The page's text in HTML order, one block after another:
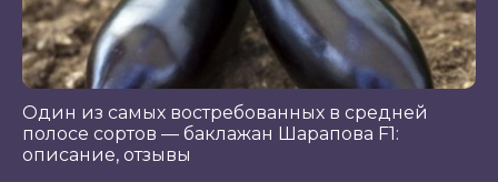
Один из самых востребованных в средней
полосе сортов — баклажан Шарапова F1:
описание, отзывы